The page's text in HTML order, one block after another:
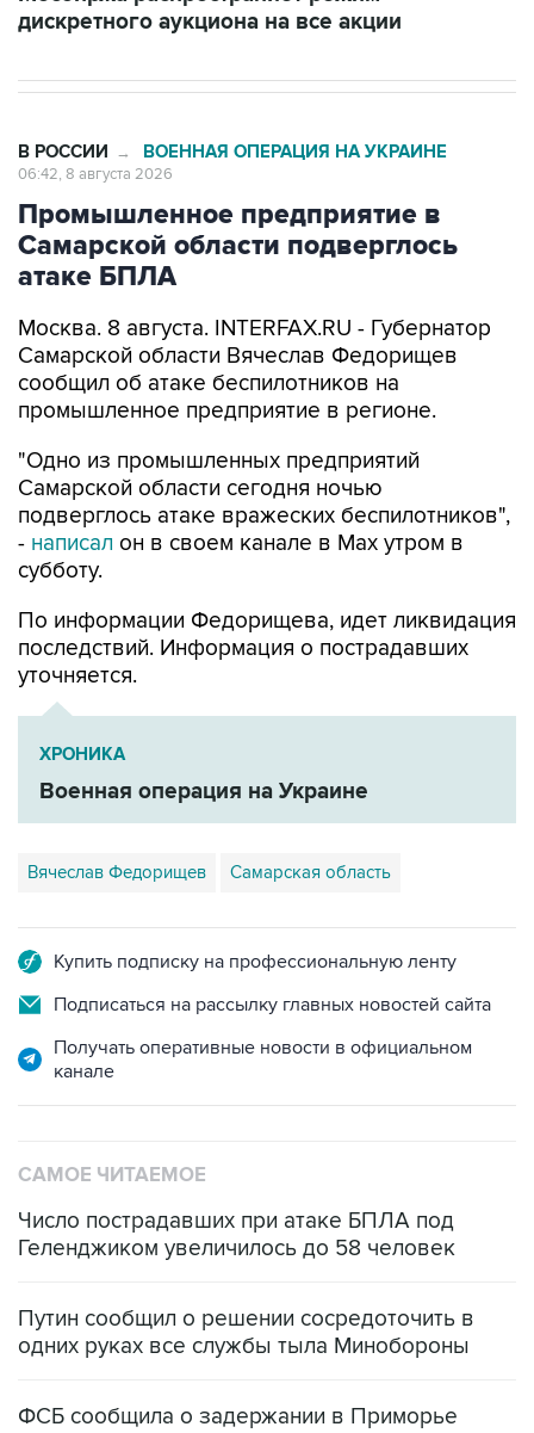
дискретного аукциона на все акции
В РОССИИ → ВОЕННАЯ ОПЕРАЦИЯ НА УКРАИНЕ
06:42, 8 августа 2026
Промышленное предприятие в
Самарской области подверглось
атаке БПЛА
Москва. 8 августа. INTERFAX.RU - Губернатор
Самарской области Вячеслав Федорищев
сообщил об атаке беспилотников на
промышленное предприятие в регионе.
"Одно из промышленных предприятий
Самарской области сегодня ночью
подверглось атаке вражеских беспилотников",
- написал он в своем канале в Max утром в
субботу.
По информации Федорищева, идет ликвидация
последствий. Информация о пострадавших
уточняется.
ХРОНИКА
Военная операция на Украине
Вячеслав Федорищев Самарская область
Купить подписку на профессиональную ленту
Подписаться на рассылку главных новостей сайта
Получать оперативные новости в официальном
канале
САМОЕ ЧИТАЕМОЕ
Число пострадавших при атаке БПЛА под
Геленджиком увеличилось до 58 человек
Путин сообщил о решении сосредоточить в
одних руках все службы тыла Минобороны
ФСБ сообщила о задержании в Приморье